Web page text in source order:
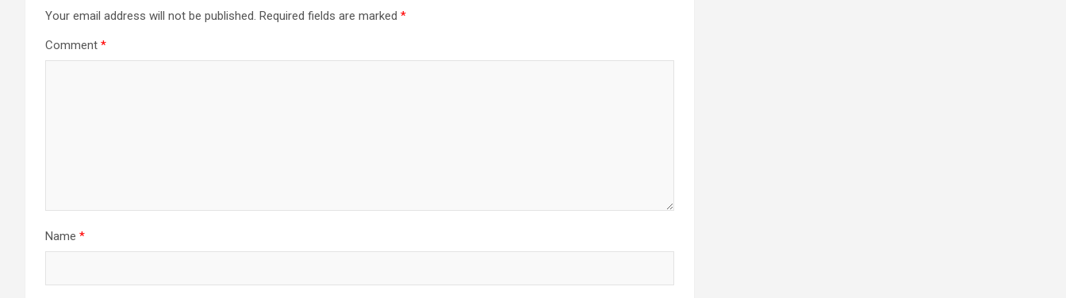
Your email address will not be published. Required fields are marked *
Comment *
Name *